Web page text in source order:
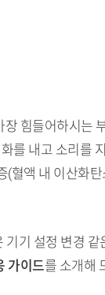
힘들어하시는
를 내고 소리를
혈액 내 이산화
기 설정 변경 같
가이드를 소개해